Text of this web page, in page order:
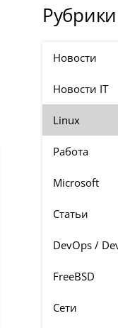
Рубрики
Новости
Новости IT
Linux
Работа
Microsoft
Статьи
DevOps /
FreeBSD
Сети